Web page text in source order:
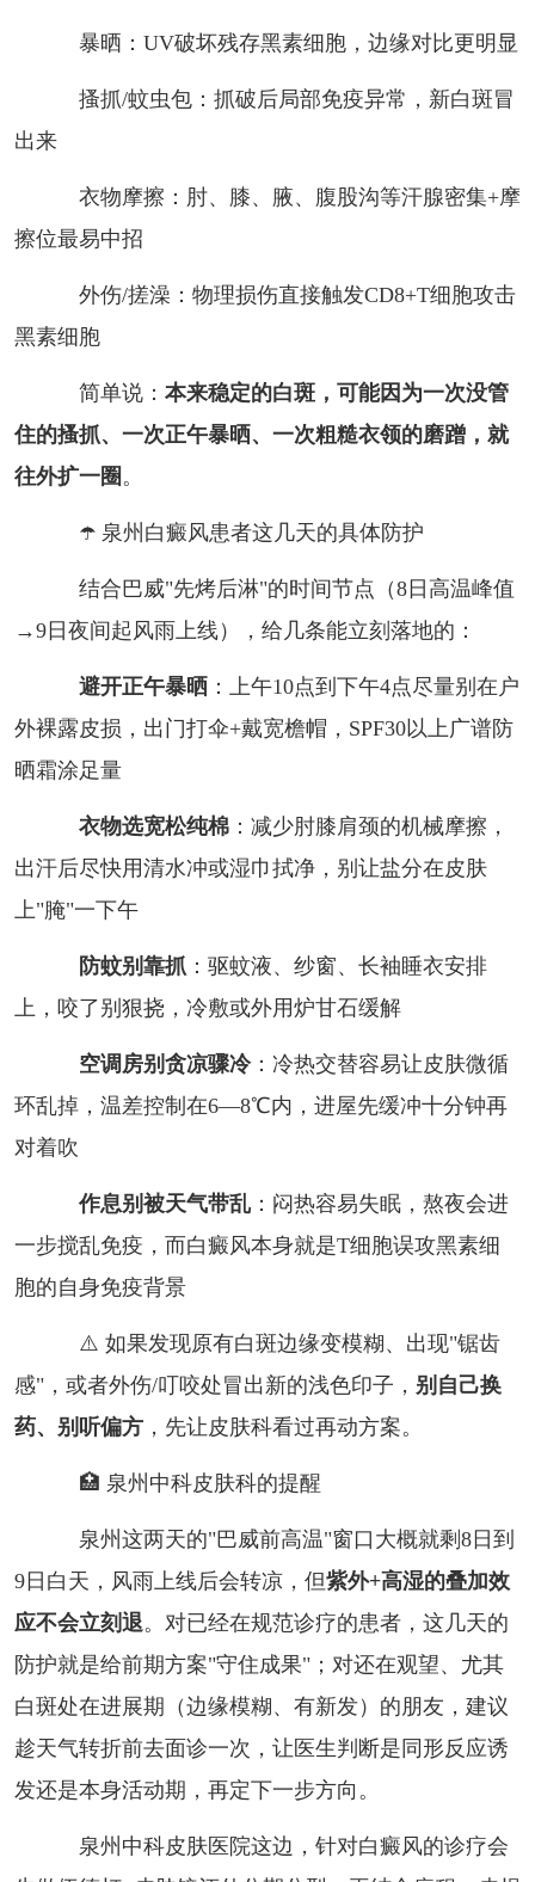
暴晒：UV破坏残存黑素细胞，边缘对比更明显
搔抓/蚊虫包：抓破后局部免疫异常，新白斑冒
出来
衣物摩擦：肘、膝、腋、腹股沟等汗腺密集+摩
擦位最易中招
外伤/搓澡：物理损伤直接触发CD8+T细胞攻击
黑素细胞
简单说： 本来稳定的白斑，可能因为一次没管
住的搔抓、一次正午暴晒、一次粗糙衣领的磨蹭，就
往外扩一圈 。
☂️ 泉州白癜风患者这几天的具体防护
结合巴威"先烤后淋"的时间节点（8日高温峰值
→9日夜间起风雨上线），给几条能立刻落地的：
避开正午暴晒：上午10点到下午4点尽量别在户
外裸露皮损，出门打伞+戴宽檐帽，SPF30以上广谱防
晒霜涂足量
衣物选宽松纯棉：减少肘膝肩颈的机械摩擦，
出汗后尽快用清水冲或湿巾拭净，别让盐分在皮肤
上"腌"一下午
防蚊别靠抓 ：驱蚊液、纱窗、长袖睡衣安排
上，咬了别狠挠，冷敷或外用炉甘石缓解
空调房别贪凉骤冷：冷热交替容易让皮肤微循
环乱掉，温差控制在6—8℃内，进屋先缓冲十分钟再
对着吹
作息别被天气带乱：闷热容易失眠，熬夜会进
一步搅乱免疫，而白癜风本身就是T细胞误攻黑素细
胞的自身免疫背景
⚠️ 如果发现原有白斑边缘变模糊、出现"锯齿
感"，或者外伤/叮咬处冒出新的浅色印子， 别自己换
药、别听偏方，先让皮肤科看过再动方案。
🏥 泉州中科皮肤科的提醒
泉州这两天的"巴威前高温"窗口大概就剩8日到
9日白天，风雨上线后会转凉，但紫外+高湿的叠加效
应不会立刻退。对已经在规范诊疗的患者，这几天的
防护就是给前期方案"守住成果"；对还在观望、尤其
白斑处在进展期（边缘模糊、有新发）的朋友，建议
趁天气转折前去面诊一次，让医生判断是同形反应诱
发还是本身活动期，再定下一步方向。
泉州中科皮肤医院这边，针对白癜风的诊疗会